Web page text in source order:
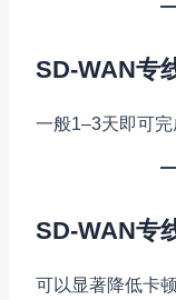
SD-WAN专
一般1–3天即可完
SD-WAN专
可以显著降低卡